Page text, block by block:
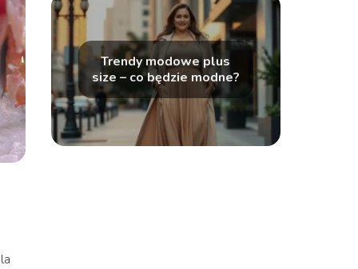
Trendy modowe plus
size – co będzie modne?